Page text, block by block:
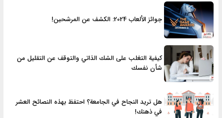
جوائز الألعاب 2024: الكشف عن المرشحين!
كيفية التغلب على الشك الذاتي والتوقف عن التقليل من
شأن نفسك
هل تريد النجاح في الجامعة؟ احتفظ بهذه النصائح العشر
في ذهنك!